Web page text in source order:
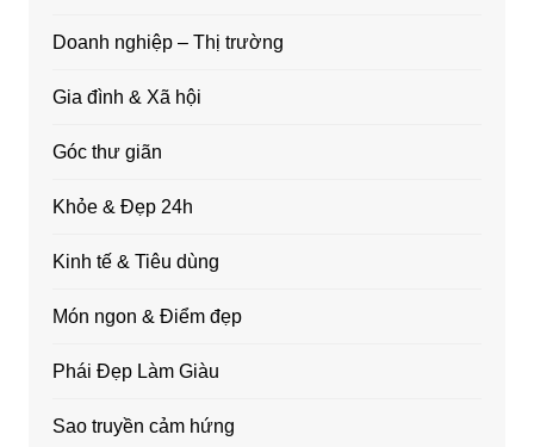
Doanh nghiệp – Thị trường
Gia đình & Xã hội
Góc thư giãn
Khỏe & Đẹp 24h
Kinh tế & Tiêu dùng
Món ngon & Điểm đẹp
Phái Đẹp Làm Giàu
Sao truyền cảm hứng